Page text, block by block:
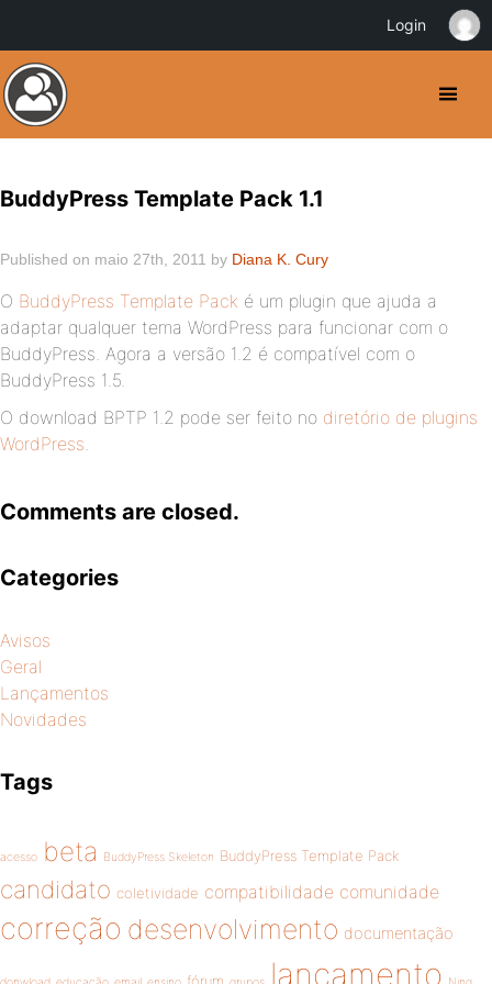
BuddyPress Template Pack 1.1
Published on maio 27th, 2011 by Diana K. Cury
O BuddyPress Template Pack é um plugin que ajuda a
adaptar qualquer tema WordPress para funcionar com o
BuddyPress. Agora a versão 1.2 é compatível com o
BuddyPress 1.5.
O download BPTP 1.2 pode ser feito no diretório de plugins
WordPress.
Comments are closed.
Categories
Avisos
Geral
Lançamentos
Novidades
Tags
acesso beta BuddyPress Skeleton BuddyPress Template Pack
candidato coletividade compatibilidade comunidade
correção desenvolvimento documentação
lançamento
Login